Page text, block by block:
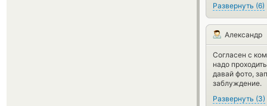
Развернуть (6)
Александр
Согласен с
надо
давай фото,
заблуждение.
Развернуть (3)